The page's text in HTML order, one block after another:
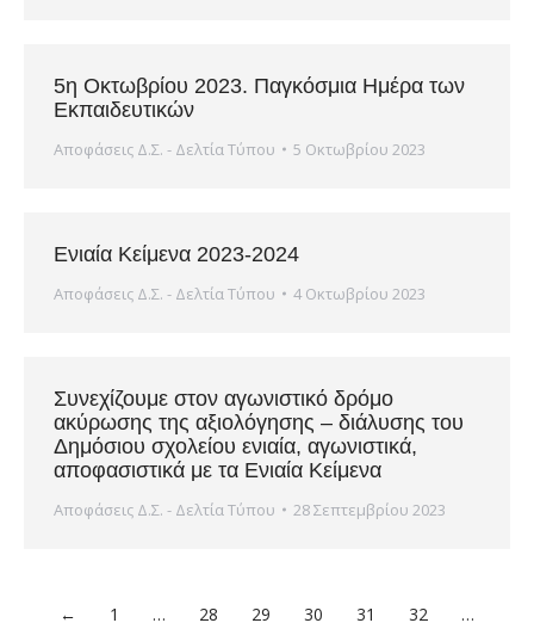
5η Οκτωβρίου 2023. Παγκόσμια Ημέρα των
Εκπαιδευτικών
Αποφάσεις Δ.Σ. - Δελτία Τύπου 5 Οκτωβρίου 2023
Ενιαία Κείμενα 2023-2024
Αποφάσεις Δ.Σ. - Δελτία Τύπου 4 Οκτωβρίου 2023
Συνεχίζουμε στον αγωνιστικό δρόμο
ακύρωσης της αξιολόγησης – διάλυσης του
Δημόσιου σχολείου ενιαία, αγωνιστικά,
αποφασιστικά με τα Ενιαία Κείμενα
Αποφάσεις Δ.Σ. - Δελτία Τύπου 28 Σεπτεμβρίου 2023
← 1 … 28 29 30 31 32 …